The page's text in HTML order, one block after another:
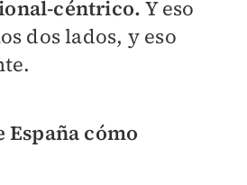
céntrico. Y eso
dos lados, y eso
España cómo